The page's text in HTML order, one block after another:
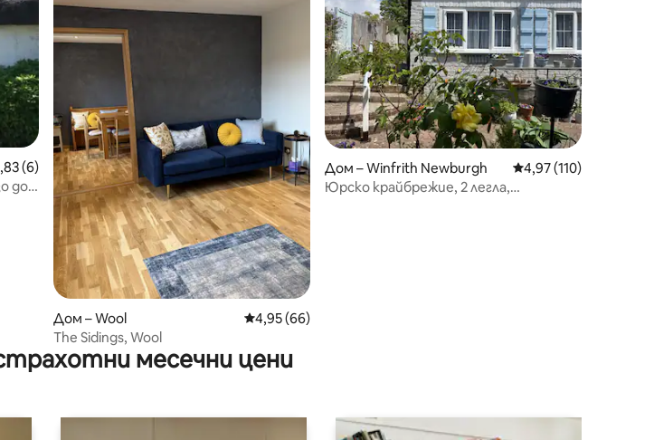
оценка: 4,83 от 5, 6 отзива
(6)
до
Дом – Wool Средна оценка: 4,95 от 5, 66 отзива
4,95 (66)
The Sidings, Wool
Дом – Winfrith Newburgh Средна оценка: 4,97
4,97 (110)
Юрско крайбрежие, 2 легла,
месечни цени